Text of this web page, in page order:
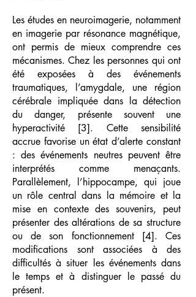
Les études en neuroimagerie, notamment
en imagerie par résonance magnétique,
ont permis de mieux comprendre ces
mécanismes. Chez les personnes qui ont
été exposées à des événements
traumatiques, l’amygdale, une région
cérébrale impliquée dans la détection
du danger, présente souvent une
hyperactivité [3]. Cette sensibilité
accrue favorise un état d’alerte constant
: des événements neutres peuvent être
interprétés comme menaçants.
Parallèlement, l’hippocampe, qui joue
un rôle central dans la mémoire et la
mise en contexte des souvenirs, peut
présenter des altérations de sa structure
ou de son fonctionnement [4]. Ces
modifications sont associées à des
difficultés à situer les événements dans
le temps et à distinguer le passé du
présent.